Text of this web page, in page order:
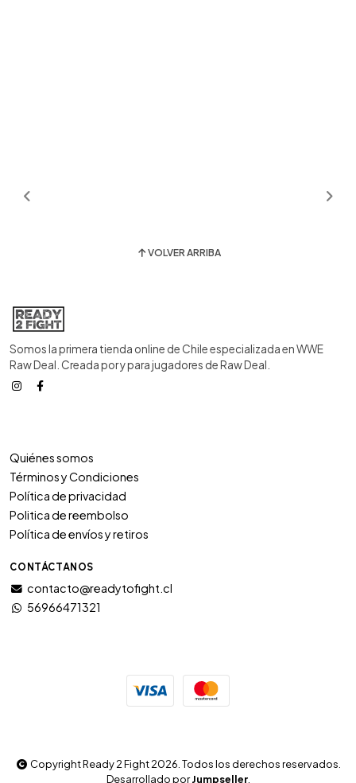
VOLVER ARRIBA
Somos la primera tienda online de Chile especializada en WWE
Raw Deal. Creada por y para jugadores de Raw Deal.
Quiénes somos
Términos y Condiciones
Política de privacidad
Politica de reembolso
Política de envíos y retiros
CONTÁCTANOS
contacto@readytofight.cl
56966471321
Copyright Ready 2 Fight 2026. Todos los derechos reservados.
Desarrollado porJumpseller.